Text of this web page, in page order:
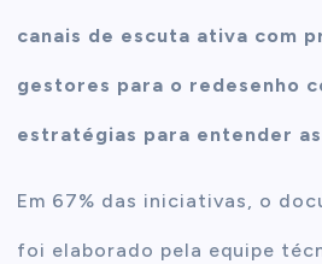
canais de escuta ativa com
gestores para o redesenho
estratégias para entender as
Em 67% das iniciativas, o
foi elaborado pela equipe